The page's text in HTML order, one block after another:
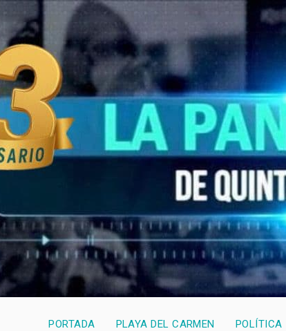
PORTADA PLAYA DEL CARMEN POLÍTICA